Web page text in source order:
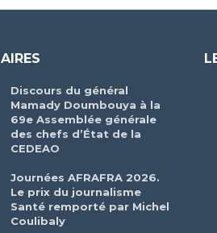
Discours du général
Mamady Doumbouya à la
69e Assemblée générale
des chefs d’État de la
CEDEAO
Journées AFRAFRA 2026.
Le prix du journalisme
Santé remporté par Michel
Coulibaly